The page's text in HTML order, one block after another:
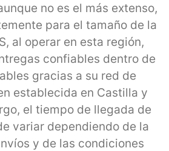
no es el más extenso,
para el tamaño de la
al operar en esta región,
confiables dentro de
gracias a su red de
establecida en Castilla y
el tiempo de llegada de
variar dependiendo de la
y de las condiciones